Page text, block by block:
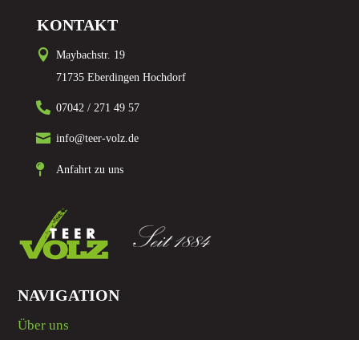
KONTAKT

Maybachstr. 19
71735 Eberdingen Hochdorf
 07042 / 271 49 57
 info@teer-volz.de
 Anfahrt zu uns
NAVIGATION
Über uns